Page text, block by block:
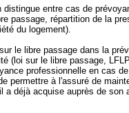
entre cas de
passage, répartition de la
du logement).
le libre passage dans la
(loi sur le libre passage,
professionnelle en cas
permettre à l'assuré de
a déjà acquise auprès de son